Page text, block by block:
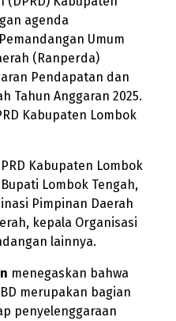
agenda
Umum
(Ranperda)
Pendapatan dan
Tahun Anggaran 2025.
Kabupaten Lombok
Kabupaten Lombok
Lombok Tengah,
Pimpinan Daerah
kepala Organisasi
lainnya.
menegaskan bahwa
merupakan bagian
penyelenggaraan